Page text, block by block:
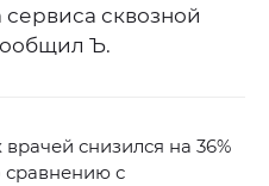
сквозной
Ъ.
снизился на 36%
с